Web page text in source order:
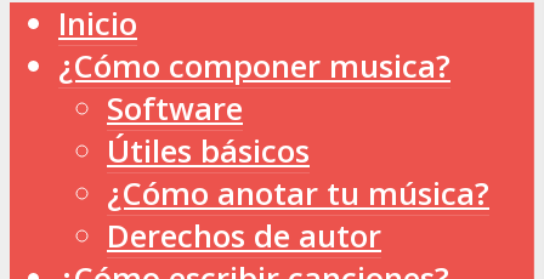
Inicio
¿Cómo componer musica?
Software
Útiles básicos
¿Cómo anotar tu música?
Derechos de autor